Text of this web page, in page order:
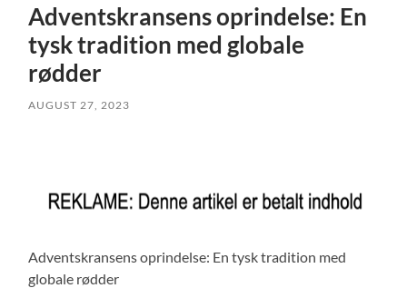
Adventskransens oprindelse: En
tysk tradition med globale
rødder
AUGUST 27, 2023
Adventskransens oprindelse: En tysk tradition med
globale rødder